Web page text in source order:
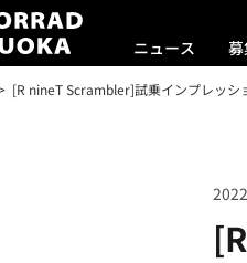
ニュース
[R nineT Scrambler]試乗インプレッ